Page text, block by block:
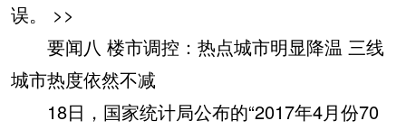
误。 >>
要闻八 楼市调控：热点城市明显降温 三线
城市热度依然不减
18日，国家统计局公布的“2017年4月份70